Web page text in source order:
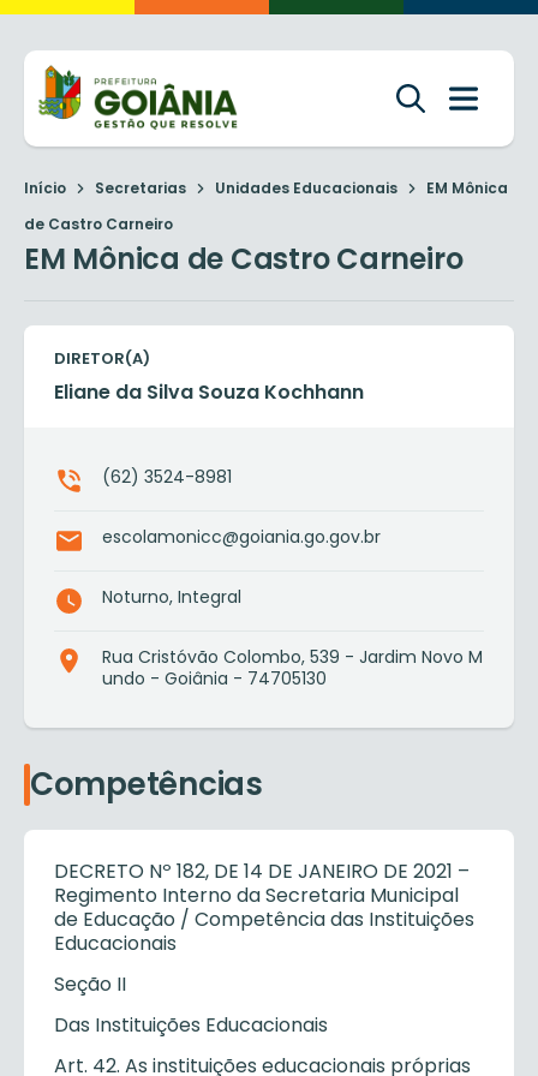
Início Secretarias Unidades Educacionais
EM Mônica
de Castro Carneiro
EM Mônica de Castro Carneiro
DIRETOR(A)
Eliane da Silva Souza Kochhann
(62) 3524-8981
escolamonicc@goiania.go.gov.br
Noturno, Integral
Rua Cristóvão Colombo, 539 - Jardim Novo M
undo - Goiânia - 74705130
Competências
DECRETO Nº 182, DE 14 DE JANEIRO DE 2021 –
Regimento Interno da Secretaria Municipal
de Educação / Competência das Instituições
Educacionais
Seção II
Das Instituições Educacionais
Art. 42. As instituições educacionais próprias